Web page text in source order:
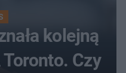
kolejną
Czy